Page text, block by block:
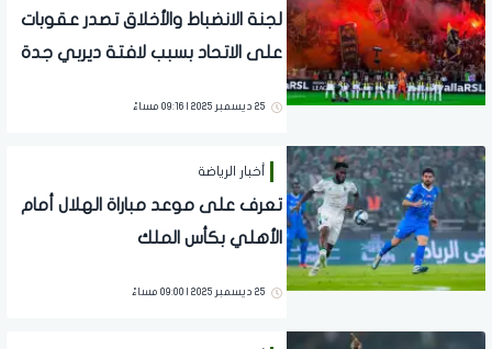
لجنة الانضباط والأخلاق تصدر عقوبات
على الاتحاد بسبب لافتة ديربي جدة
25 ديسمبر 2025 | 09:16 مساءً
أخبار الرياضة
تعرف على موعد مباراة الهلال أمام
الأهلي بكأس الملك
25 ديسمبر 2025 | 09:00 مساءً